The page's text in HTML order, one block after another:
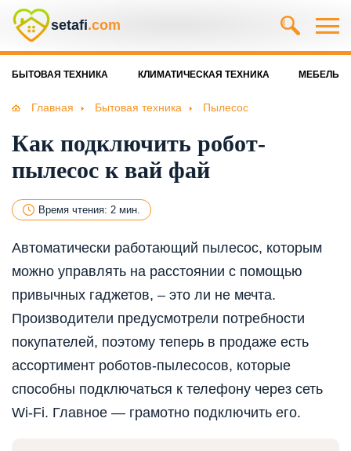
setafi.com
БЫТОВАЯ ТЕХНИКА КЛИМАТИЧЕСКАЯ ТЕХНИКА МЕБЕЛЬ
Главная Бытовая техника Пылесос
Как подключить робот-
пылесос к вай фай
Время чтения: 2 мин.
Автоматически работающий пылесос, которым
можно управлять на расстоянии с помощью
привычных гаджетов, – это ли не мечта.
Производители предусмотрели потребности
покупателей, поэтому теперь в продаже есть
ассортимент роботов-пылесосов, которые
способны подключаться к телефону через сеть
Wi-Fi. Главное — грамотно подключить его.